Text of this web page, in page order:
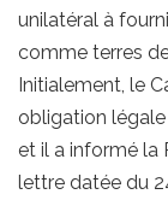
unilatéral à
comme terres
Initialement, le
obligation
et il a informé la
lettre datée du